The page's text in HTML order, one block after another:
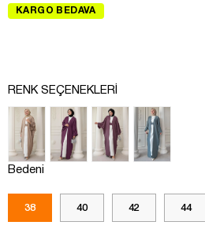
KARGO BEDAVA
RENK SEÇENEKLERI
Bedeni
38 40 42 44